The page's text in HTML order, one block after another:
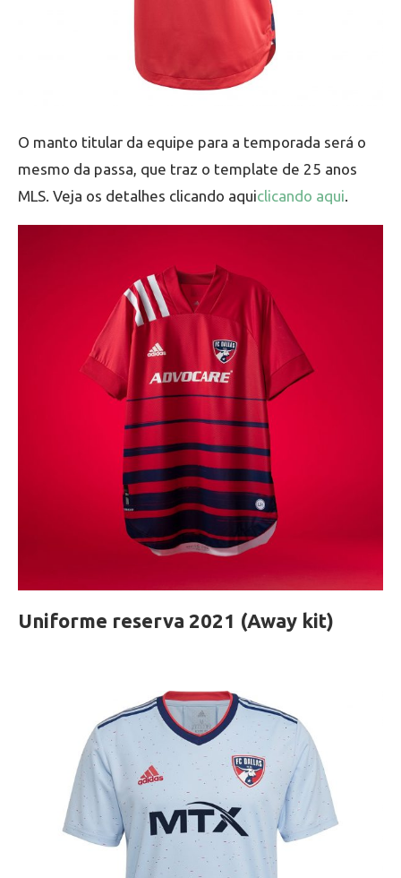
O manto titular da equipe para a temporada será o
mesmo da passa, que traz o template de 25 anos
MLS. Veja os detalhes clicando aquiclicando aqui
Uniforme reserva 2021 (Away kit)